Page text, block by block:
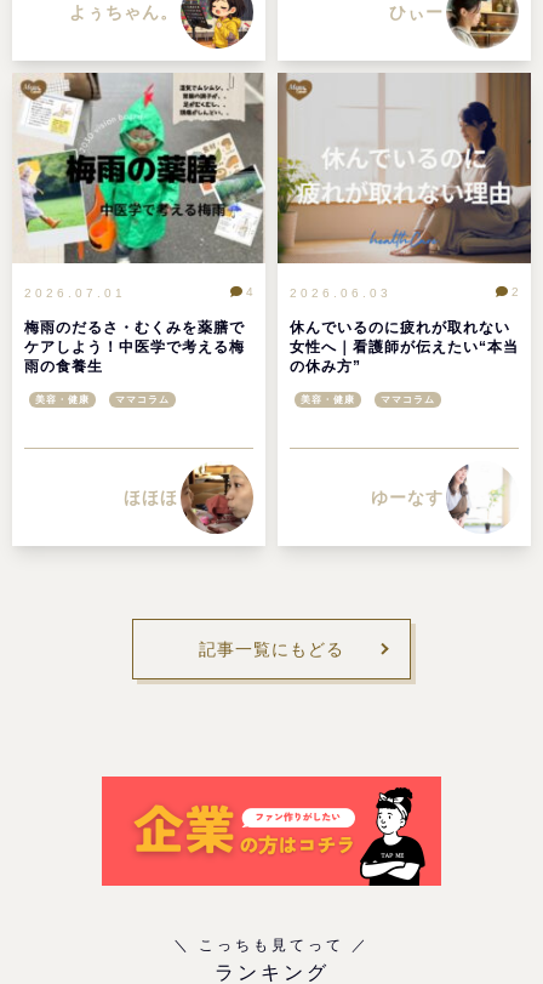
よぅちゃん。 ひぃー
2026.07.01
梅雨のだるさ・むくみを薬膳で
ケアしよう！中医学で考える梅
雨の食養生
4
美容・健康 ママコラム
ほほほ
2026.06.03
休んでいるのに疲れが取れない
女性へ｜看護師が伝えたい“本当
の休み方”
2
美容・健康 ママコラム
ゆーなす
記事一覧にもどる
ランキング